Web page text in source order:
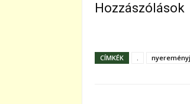
Hozzászólások
CÍMKÉK .